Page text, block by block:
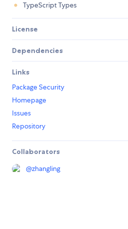
TypeScript Types
License
Dependencies
Links
Package Security
Homepage
Issues
Repository
Collaborators
@zhangling